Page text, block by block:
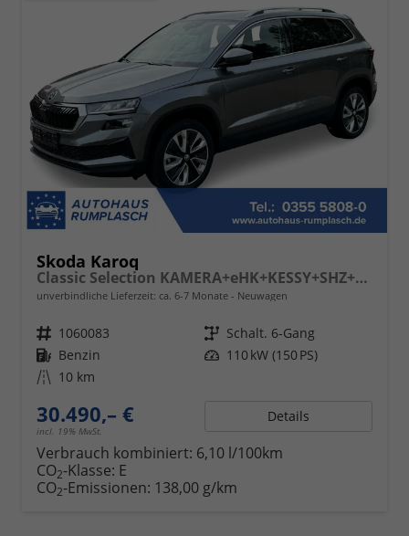
Skoda Karoq
Classic Selection KAMERA+eHK+KESSY+SHZ+SMARTLINK+LED+16" ALU
unverbindliche Lieferzeit: ca. 6-7 Monate Neuwagen
Fahrzeugnr. 1060083 Getriebe Schalt. 6-Gang
Kraftstoff Benzin Leistung 110 kW (150 PS)
Kilometerstand 10 km
30.490,– €
incl. 19% MwSt.
Details
Verbrauch kombiniert: 6,10 l/100km
CO2-Klasse: E
CO2-Emissionen: 138,00 g/km